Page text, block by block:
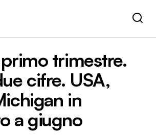
a giugno
trimestre.
cifre. USA,
in
a giugno